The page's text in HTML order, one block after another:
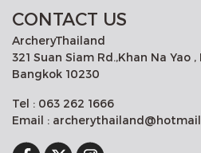
CONTACT US
ArcheryThailand
321 Suan Siam Rd.,Khan Na Yao
Bangkok 10230
Tel : 063 262 1666
Email :